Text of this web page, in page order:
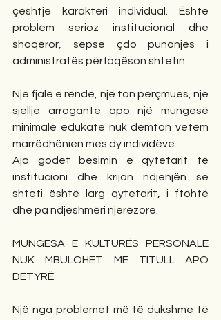
çështje karakteri individual. Është
problem serioz institucional dhe
shoqëror, sepse çdo punonjës i
administratës përfaqëson shtetin.
Një fjalë e rëndë, një ton përçmues, një
sjellje arrogante apo një mungesë
minimale edukate nuk dëmton vetëm
marrëdhënien mes dy individëve.
Ajo godet besimin e qytetarit te
institucioni dhe krijon ndjenjën se
shteti është larg qytetarit, i ftohtë
dhe pa ndjeshmëri njerëzore.
MUNGESA E KULTURËS PERSONALE
NUK MBULOHET ME TITULL APO
DETYRË
Një nga problemet më të dukshme të